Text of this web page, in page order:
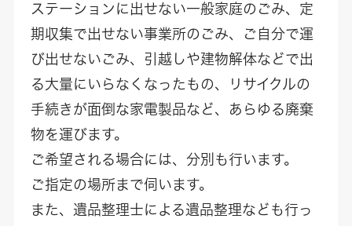
ステーションに出せない一般家庭のごみ、定
期収集で出せない事業所のごみ、ご自分で運
び出せないごみ、引越しや建物解体などで出
る大量にいらなくなったもの、リサイクルの
手続きが面倒な家電製品など、あらゆる廃棄
物を運びます。
ご希望される場合には、分別も行います。
ご指定の場所まで伺います。
また、遺品整理士による遺品整理なども行っ